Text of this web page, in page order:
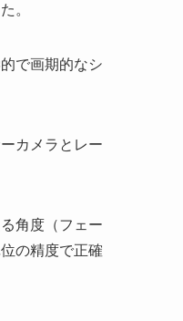
。
で画期的なシ
カメラとレー
角度（フェー
の精度で正確